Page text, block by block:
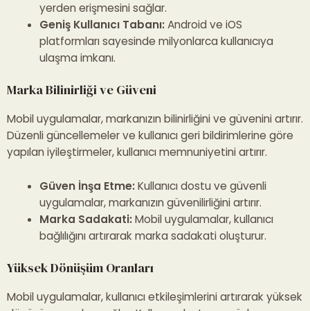
yerden erişmesini sağlar.
Geniş Kullanıcı Tabanı:Android ve iOS
platformları sayesinde milyonlarca kullanıcıya
ulaşma imkanı.
Marka Bilinirliği ve Güveni
Mobil uygulamalar, markanızın bilinirliğini ve güvenini artırır.
Düzenli güncellemeler ve kullanıcı geri bildirimlerine göre
yapılan iyileştirmeler, kullanıcı memnuniyetini artırır.
Güven İnşa Etme:Kullanıcı dostu ve güvenli
uygulamalar, markanızın güvenilirliğini artırır.
Marka Sadakati:Mobil uygulamalar, kullanıcı
bağlılığını artırarak marka sadakati oluşturur.
Yüksek Dönüşüm Oranları
Mobil uygulamalar, kullanıcı etkileşimlerini artırarak yüksek